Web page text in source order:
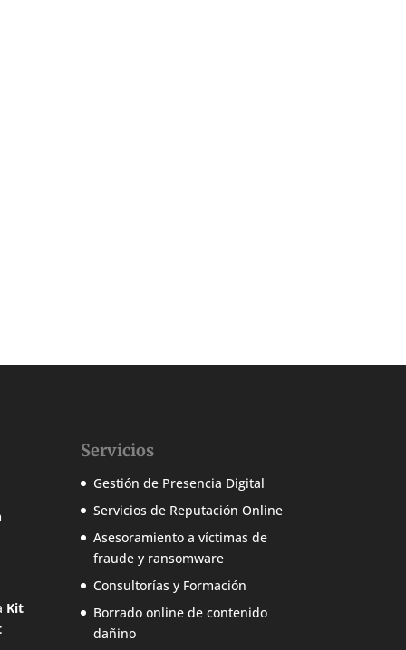
Kit
Servicios
Gestión de Presencia Digital
Servicios de Reputación Online
Asesoramiento a víctimas de
fraude y ransomware
Consultorías y Formación
Borrado online de contenido
dañino